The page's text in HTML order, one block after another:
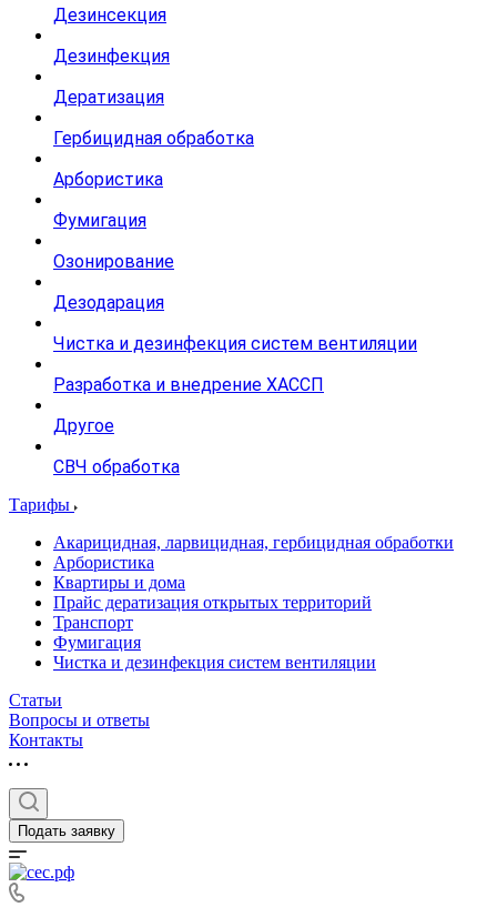
Дезинсекция
Дезинфекция
Дератизация
Гербицидная обработка
Арбористика
Фумигация
Озонирование
Дезодарация
Чистка и дезинфекция систем вентиляции
Разработка и внедрение ХАССП
Другое
СВЧ обработка
Тарифы
Акарицидная, ларвицидная, гербицидная обработки
Арбористика
Квартиры и дома
Прайс дератизация открытых территорий
Транспорт
Фумигация
Чистка и дезинфекция систем вентиляции
Статьи
Вопросы и ответы
Контакты
Подать заявку